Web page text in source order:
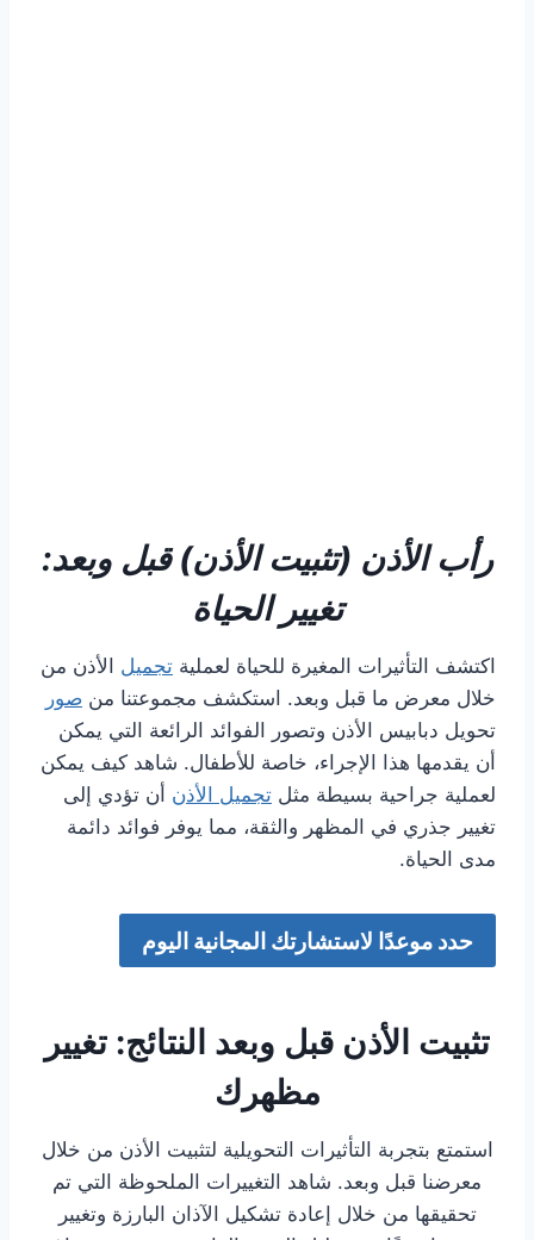
رأب الأذن (تثبيت الأذن) قبل وبعد:
تغيير الحياة
اكتشف التأثيرات المغيرة للحياة لعملية تجميل الأذن من
خلال معرض ما قبل وبعد. استكشف مجموعتنا من صور
تحويل دبابيس الأذن وتصور الفوائد الرائعة التي يمكن
أن يقدمها هذا الإجراء، خاصة للأطفال. شاهد كيف يمكن
لعملية جراحية بسيطة مثل تجميل الأذن أن تؤدي إلى
تغيير جذري في المظهر والثقة، مما يوفر فوائد دائمة
مدى الحياة.
حدد موعدًا لاستشارتك المجانية اليوم
تثبيت الأذن قبل وبعد النتائج: تغيير
مظهرك
استمتع بتجربة التأثيرات التحويلية لتثبيت الأذن من خلال
معرضنا قبل وبعد. شاهد التغييرات الملحوظة التي تم
تحقيقها من خلال إعادة تشكيل الآذان البارزة وتغيير